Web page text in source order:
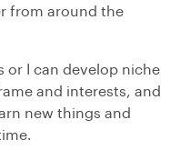
from around the
or I can develop niche
and interests, and
new things and